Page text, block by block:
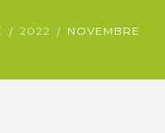
2022 NOVEMBRE